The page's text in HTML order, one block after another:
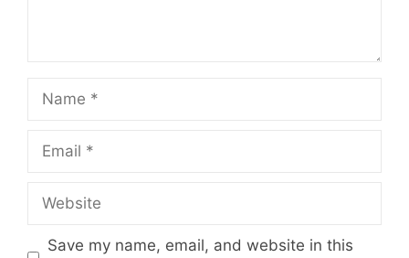
Name
Email
Website
Save my name, email, and website in this